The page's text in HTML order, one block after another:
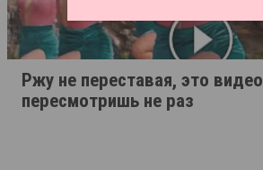
Ржу не переставая, это видео
пересмотришь не раз